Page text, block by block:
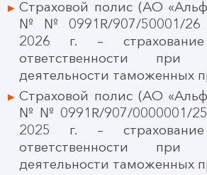
Страховой полис (АО
№ № 0991R/907/50001/26
2026 г. – страхование
ответственности при
деятельности таможенных
Страховой полис (АО
№ № 0991R/907/0000001/
2025 г. – страхование
ответственности при
деятельности таможенных